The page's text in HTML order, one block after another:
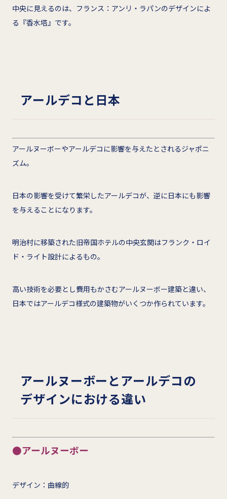
中央に見えるのは、フランス：アンリ・ラパンのデザインによ
る『香水塔』です。
アールデコと日本
アールヌーボーやアールデコに影響を与えたとされるジャポニ
ズム。
日本の影響を受けて繁栄したアールデコが、逆に日本にも影響
を与えることになります。
明治村に移築された旧帝国ホテルの中央玄関はフランク・ロイ
ド・ライト設計によるもの。
高い技術を必要とし費用もかさむアールヌーボー建築と違い、
日本ではアールデコ様式の建築物がいくつか作られています。
アールヌーボーとアールデコの
デザインにおける違い
●アールヌーボー
デザイン：曲線的